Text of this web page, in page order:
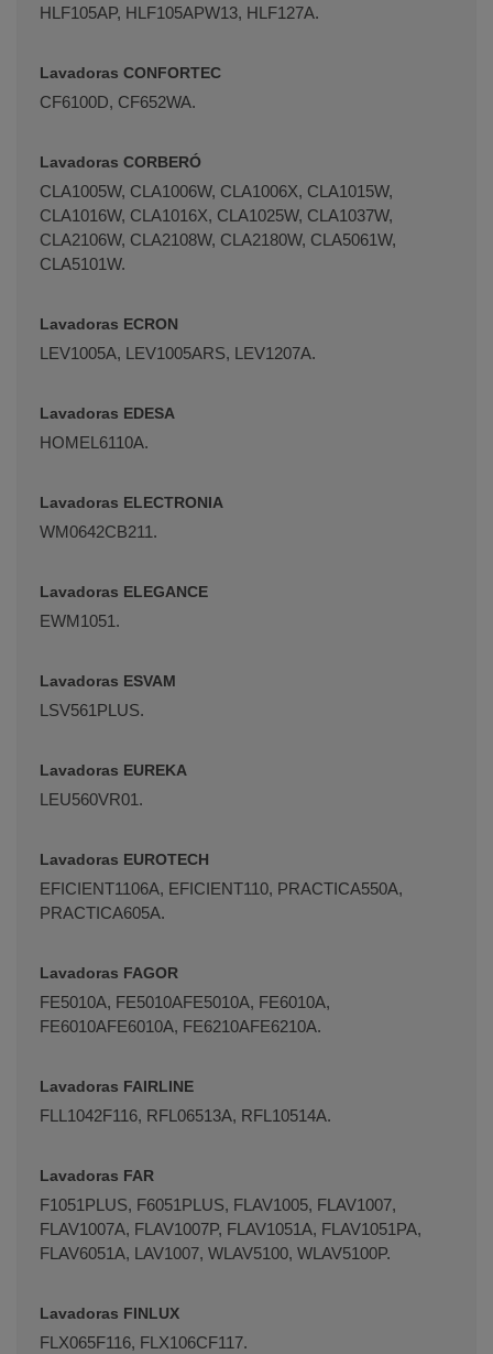
HLF105AP, HLF105APW13, HLF127A.
Lavadoras CONFORTEC
CF6100D, CF652WA.
Lavadoras CORBERÓ
CLA1005W, CLA1006W, CLA1006X, CLA1015W,
CLA1016W, CLA1016X, CLA1025W, CLA1037W,
CLA2106W, CLA2108W, CLA2180W, CLA5061W,
CLA5101W.
Lavadoras ECRON
LEV1005A, LEV1005ARS, LEV1207A.
Lavadoras EDESA
HOMEL6110A.
Lavadoras ELECTRONIA
WM0642CB211.
Lavadoras ELEGANCE
EWM1051.
Lavadoras ESVAM
LSV561PLUS.
Lavadoras EUREKA
LEU560VR01.
Lavadoras EUROTECH
EFICIENT1106A, EFICIENT110, PRACTICA550A,
PRACTICA605A.
Lavadoras FAGOR
FE5010A, FE5010AFE5010A, FE6010A,
FE6010AFE6010A, FE6210AFE6210A.
Lavadoras FAIRLINE
FLL1042F116, RFL06513A, RFL10514A.
Lavadoras FAR
F1051PLUS, F6051PLUS, FLAV1005, FLAV1007,
FLAV1007A, FLAV1007P, FLAV1051A, FLAV1051PA,
FLAV6051A, LAV1007, WLAV5100, WLAV5100P.
Lavadoras FINLUX
FLX065F116, FLX106CF117.
Terminal de consulta
(81875028)